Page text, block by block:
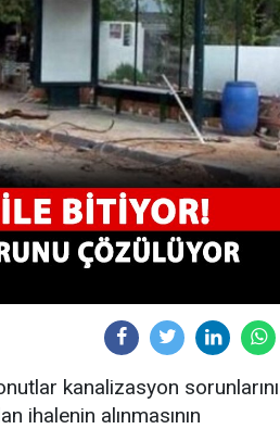
kanalizasyon sorunlarını
ihalenin alınmasının